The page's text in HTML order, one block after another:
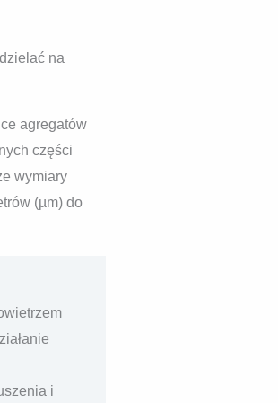
na
agregatów
części
wymiary
(µm) do
i